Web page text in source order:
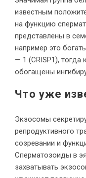
известным
на функцию
представлены в
например это
— 1 (CRISP1),
обогащены
Что уже
Экзосомы
репродуктивного
созревании и
Сперматозоиды в
захватывать